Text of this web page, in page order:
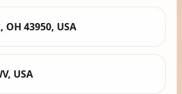
43950, USA
USA